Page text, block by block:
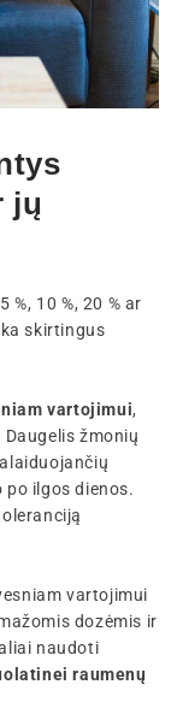
jų
10 %, 20 % ar
skirtingus
vartojimui,
žmonių
ilgos dienos.
vartojimui
dozėmis ir
naudoti
raumenų